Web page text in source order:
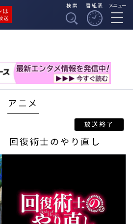
組
検索 番組表 メニュー
アニメ
回復術士のやり直し